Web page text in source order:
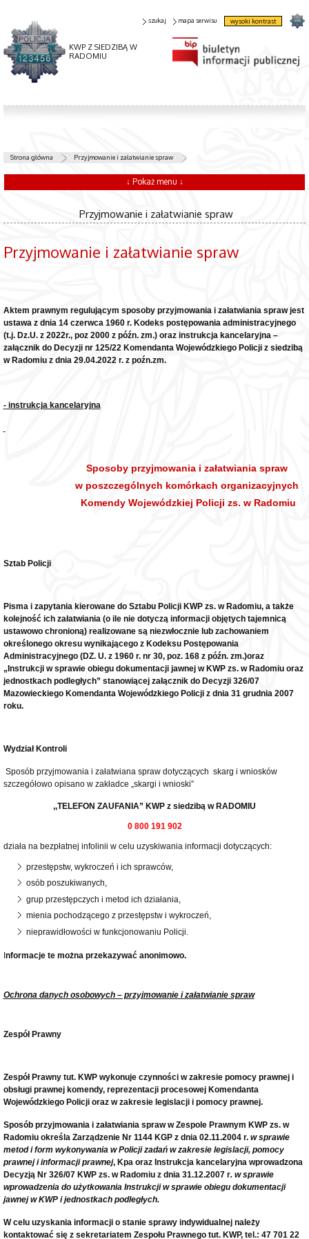
KWP Z SIEDZIBĄ W
RADOMIU
szukaj mapa serwisu wysoki kontrast
Strona główna Przyjmowanie i załatwianie spraw
↓ Pokaż menu ↓
Przyjmowanie i załatwianie spraw
Przyjmowanie i załatwianie spraw
Aktem prawnym regulującym sposoby przyjmowania i załatwiania spraw jest
ustawa z dnia 14 czerwca 1960 r. Kodeks postępowania administracyjnego
(t.j. Dz.U. z 2022r., poz 2000 z późn. zm.) oraz instrukcja kancelaryjna–
załącznik do Decyzji nr 125/22 Komendanta Wojewódzkiego Policji z siedzibą
w Radomiu z dnia 29.04.2022 r. z poźn.zm.
-instrukcja kancelaryjna
Sposoby przyjmowania i załatwiania spraw
w poszczególnych komórkach organizacyjnych
Komendy Wojewódzkiej Policji zs. w Radomiu
Sztab Policji
Pisma i zapytania kierowane do Sztabu Policji KWP zs. w Radomiu, a także
kolejność ich załatwiania (o ile nie dotyczą informacji objętych tajemnicą
ustawowo chronioną) realizowane są niezwłocznie lub zachowaniem
określonego okresu wynikającego z Kodeksu Postępowania
Administracyjnego (DZ. U. z 1960 r. nr 30, poz. 168 z późn. zm.)oraz
„Instrukcji w sprawie obiegu dokumentacji jawnej w KWP zs. w Radomiu oraz
jednostkach podległych” stanowiącej załącznik do Decyzji 326/07
Mazowieckiego Komendanta Wojewódzkiego Policji z dnia 31 grudnia 2007
roku.
Wydział Kontroli
Sposób przyjmowania i załatwiana spraw dotyczących skarg i wniosków
szczegółowo opisano w zakładce „skargi i wnioski”
,,TELEFON ZAUFANIA” KWP z siedzibą w RADOMIU
0 800 191 902
działa na bezpłatnej infolinii w celu uzyskiwania informacji dotyczących:
przestępstw, wykroczeń i ich sprawców,
osób poszukiwanych,
grup przestępczych i metod ich działania,
mienia pochodzącego z przestępstw i wykroczeń,
nieprawidłowości w funkcjonowaniu Policji.
nformacje te można przekazywać anonimowo.
Ochrona danych osobowych – przyjmowanie i załatwianie spraw
Zespół Prawny
Zespół Prawny tut. KWP wykonuje czynności w zakresie pomocy prawnej i
obsługi prawnej komendy, reprezentacji procesowej Komendanta
Wojewódzkiego Policji oraz w zakresie legislacji i pomocy prawnej.
Sposób przyjmowania i załatwiania spraw w Zespole Prawnym KWP zs. w
Radomiu określa Zarządzenie Nr 1144 KGP z dnia 02.11.2004 r. w sprawie
metod i form wykonywania w Policji zadań w zakresie legislacji, pomocy
prawnej i informacji prawnej, Kpa oraz Instrukcja kancelaryjna wprowadzona
Decyzją Nr 326/07 KWP zs. w Radomiu z dnia 31.12.2007 r. w sprawie
wprowadzenia do użytkowania Instrukcji w sprawie obiegu dokumentacji
jawnej w KWP i jednostkach podległych.
W celu uzyskania informacji o stanie sprawy indywidualnej należy
kontaktować się z sekretariatem Zespołu Prawnego tut. KWP, tel.: 47 701 22